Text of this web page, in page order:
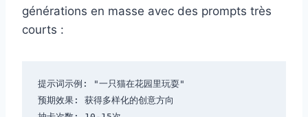
générations en masse avec des prompts très
courts :
提示词示例: "一只猫在花园里玩耍"
预期效果: 获得多样化的创意方向